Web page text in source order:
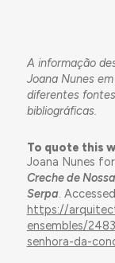
A informação
Joana Nunes
diferentes
bibliográficas.
To quote this
Joana Nunes
Creche de
Serpa.
https://
ensembles/
senhora-da-